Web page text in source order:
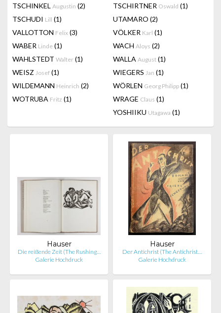
TSCHINKEL Augustin (2) TSCHIRTNER Oswald (1)
TSCHUDI Lill (1) UTAMARO (2)
VALLOTTON Felix (3) VÖLKER Karl (1)
WABER Linde (1) WACH Aloys (2)
WAHLSTEDT Walter (1) WALLA August (1)
WEISZ Josef (1) WIEGERS Jan (1)
WILDEMANN Heinrich (2) WÖRLEN Georg Philipp (1)
WOTRUBA Fritz (1) WRAGE Claus (1)
YOSHIIKU Utagawa (1)
Hauser
Die reißende Zeit (The Rushing…
Galerie Hochdruck
Hauser
Der Antichrist (The Antichrist…
Galerie Hochdruck